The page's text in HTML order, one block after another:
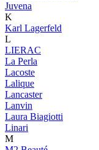
Juvena
K
Karl Lagerfeld
L
LIERAC
La Perla
Lacoste
Lalique
Lancaster
Lanvin
Laura Biagiotti
Linari
M